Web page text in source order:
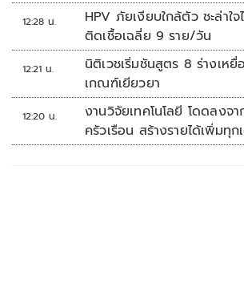
12:28 น.
HPV ภัยเงียบใกล้ตัว ชะล่าใ
ติดเชื้อเฉลี่ย 9 ราย/วัน
12:21 น.
นิติเวชเริ่มชันสูตร 8 ร่างเหยื่
เกณฑ์เยียวยา
12:20 น.
งานวิจัยเทคโนโลยี โดดลงจ
ครัวเรือน สร้างรายได้เพิ่มทุก